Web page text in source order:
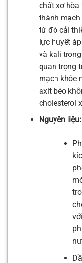
chất xơ hòa
thành
từ đó cải
lực huyết
và kali
quan trọng
mạch khỏe
axit béo
cholesterol
Nguyên liệu: